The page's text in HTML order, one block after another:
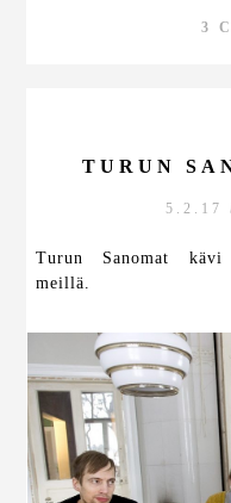
3
TURUN
5.2.17
Turun Sanomat kävi
meillä.